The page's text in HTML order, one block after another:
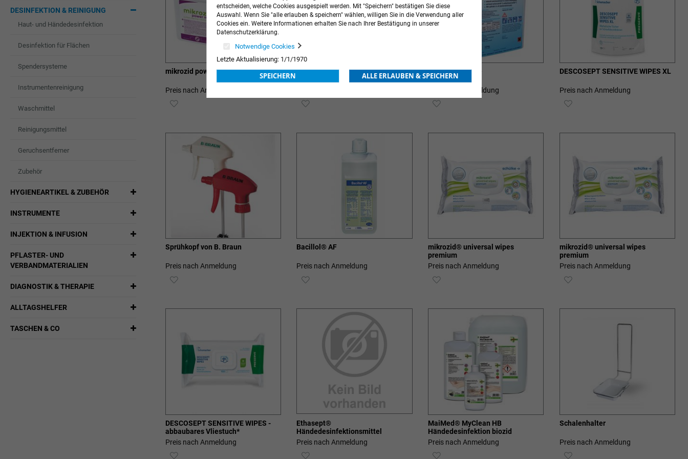
mikrozid power mop
Preis nach Anmeldung
HINZUFÜGEN
mikrozid® sensitive wipes
ZUR
Supersan® forte
Preis nach Anmeldung
DESCOSEPT SENSITIVE WIPES XL
Preis nach Anmeldung
Sprühkopf von B. Braun
Preis nach Anmeldung
Bacillol® AF
Preis nach Anmeldung
ZUR
HINZUFÜGEN
mikrozid® universal wipes
premium
Preis nach Anmeldung
mikrozid® universal wipes
premium
Preis nach Anmeldung
DESCOSEPT SENSITIVE WIPES -
abbaubares Vliestuch*
Preis nach Anmeldung
Ethasept®
Händedesinfektionsmittel
Preis nach Anmeldung
ZUR
MaiMed® MyClean HB
Händedesinfektion biozid
Preis nach Anmeldung
Schalenhalter
Preis nach Anmeldung
DESINFEKTION & REINIGUNG
Haut- und Händedesinfektion
Desinfektion für Flächen
Spendersysteme
Instrumentenreinigung
Waschmittel
Reinigungsmittel
Geruchsentferner
Zubehör
HYGIENEARTIKEL & ZUBEHÖR
INSTRUMENTE
INJEKTION & INFUSION
PFLASTER- UND
VERBANDMATERIALIEN
DIAGNOSTIK & THERAPIE
ALLTAGSHELFER
TASCHEN & CO
entscheiden, welche Cookies ausgespielt werden. Mit "Speichern" bestätigen Sie diese
Auswahl. Wenn Sie "alle erlauben & speichern" wählen, willigen Sie in die Verwendung aller
Cookies ein. Weitere Informationen erhalten Sie nach Ihrer Bestätigung in unserer
Datenschutzerklärung.
Notwendige Cookies
Letzte Aktualisierung: 1/1/1970
SPEICHERN ALLE ERLAUBEN & SPEICHERN